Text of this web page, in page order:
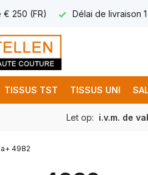
€ 250 (FR) Délai de livraison
TISSUS TST TISSUS UNI
Let op: i.v.m. de
4982